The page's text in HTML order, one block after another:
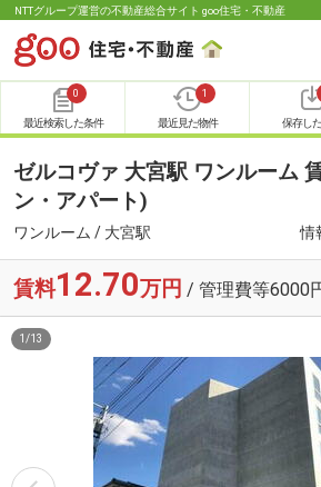
NTTグループ運営の不動産総合サイト goo住宅・不動産
0
最近検索した条件
1
最近見た物件 保存し
ゼルコヴァ 大宮駅 ワンルーム
ン・アパート)
ワンルーム / 大宮駅 情
賃料12.70万円 / 管理費等6000
1 /13